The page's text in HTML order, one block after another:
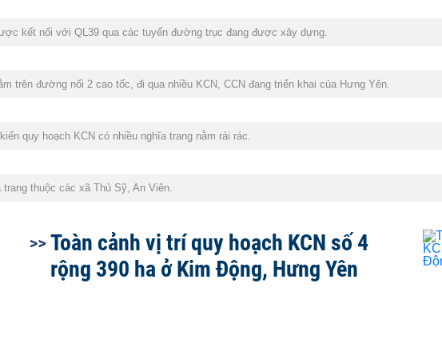
kết nối với QL39 qua các tuyến đường trục đang được xây dựng.
trên đường nối 2 cao tốc, đi qua nhiều KCN, CCN đang triển khai của Hưng Yên.
quy hoạch KCN có nhiều nghĩa trang nằm rải rác.
thuộc các xã Thủ Sỹ, An Viên.
Toàn cảnh vị trí quy hoạch KCN số 4
rộng 390 ha ở Kim Động, Hưng Yên